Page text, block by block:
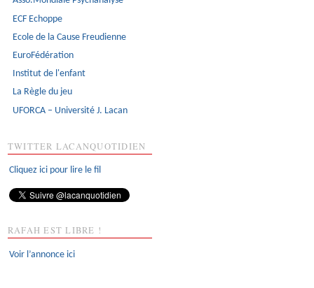
ECF Echoppe
Ecole de la Cause Freudienne
EuroFédération
Institut de l'enfant
La Règle du jeu
UFORCA – Université J. Lacan
TWITTER LACANQUOTIDIEN
Cliquez ici pour lire le fil
RAFAH EST LIBRE !
Voir l’annonce ici